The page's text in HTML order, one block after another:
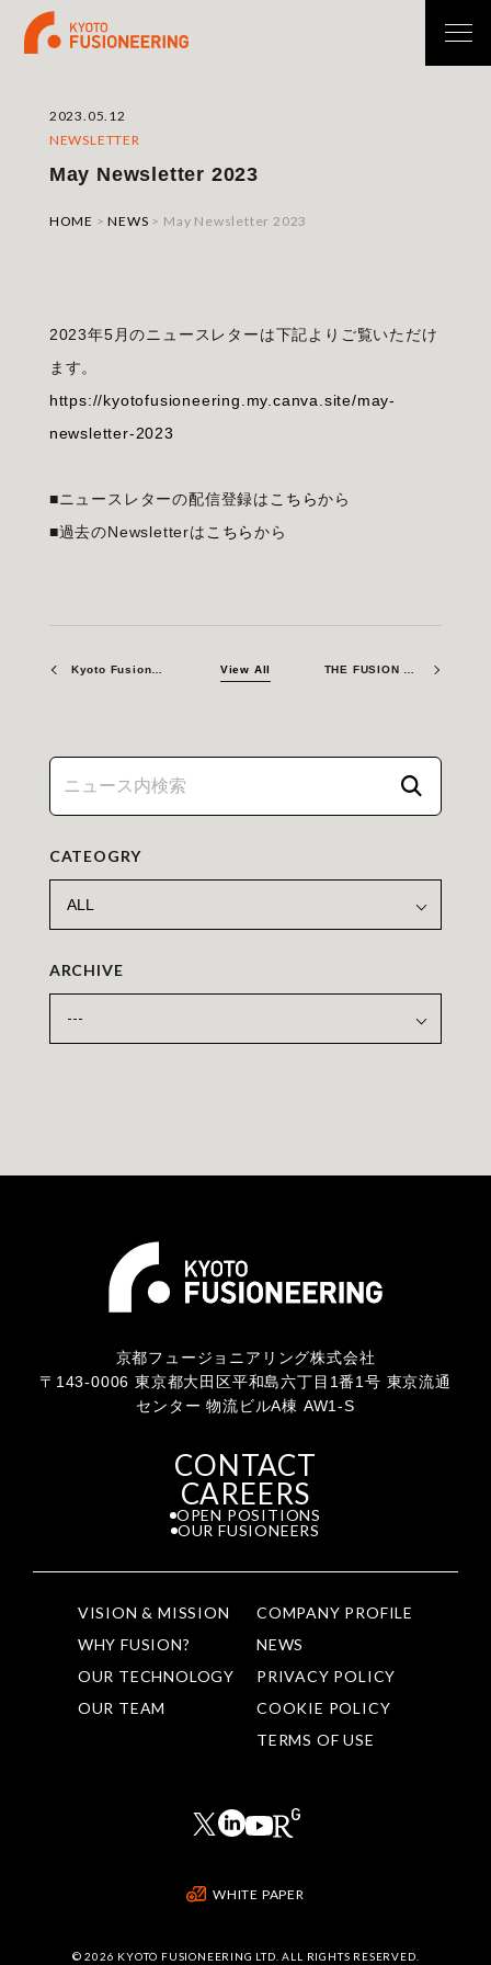
2023.05.12
NEWSLETTER
May Newsletter 2023
HOME >NEWS > May Newsletter 2023
2023年5月のニュースレターは下記よりご覧いただけ
ます。
https://kyotofusioneering.my.canva.site/may-
newsletter-2023
■ニュースレターの配信登録は こちらから
■過去のNewsletterは こちらから
Kyoto Fusioneering’s Mission to Accelerate Fusion Energy: Technologies, Challenges and Role in Industrialisation View All
CATEOGRY
ARCHIVE
京都フュージョニアリング株式会社
〒143-0006 東京都大田区平和島六丁目1番1号 東京流通
センター 物流ビルA棟 AW1-S
CONTACT
CAREERS
OPEN POSITIONS
OUR FUSIONEERS
VISION & MISSION
WHY FUSION?
OUR TECHNOLOGY
OUR TEAM
COMPANY PROFILE
NEWS
PRIVACY POLICY
COOKIE POLICY
TERMS OF USE
WHITE PAPER
©2026 KYOTO FUSIONEERING LTD. ALL RIGHTS RESERVED.